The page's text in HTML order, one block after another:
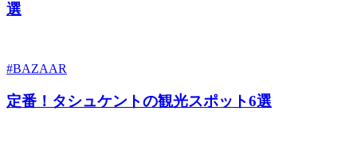
選
#BAZAAR
定番！タシュケントの観光スポット6選